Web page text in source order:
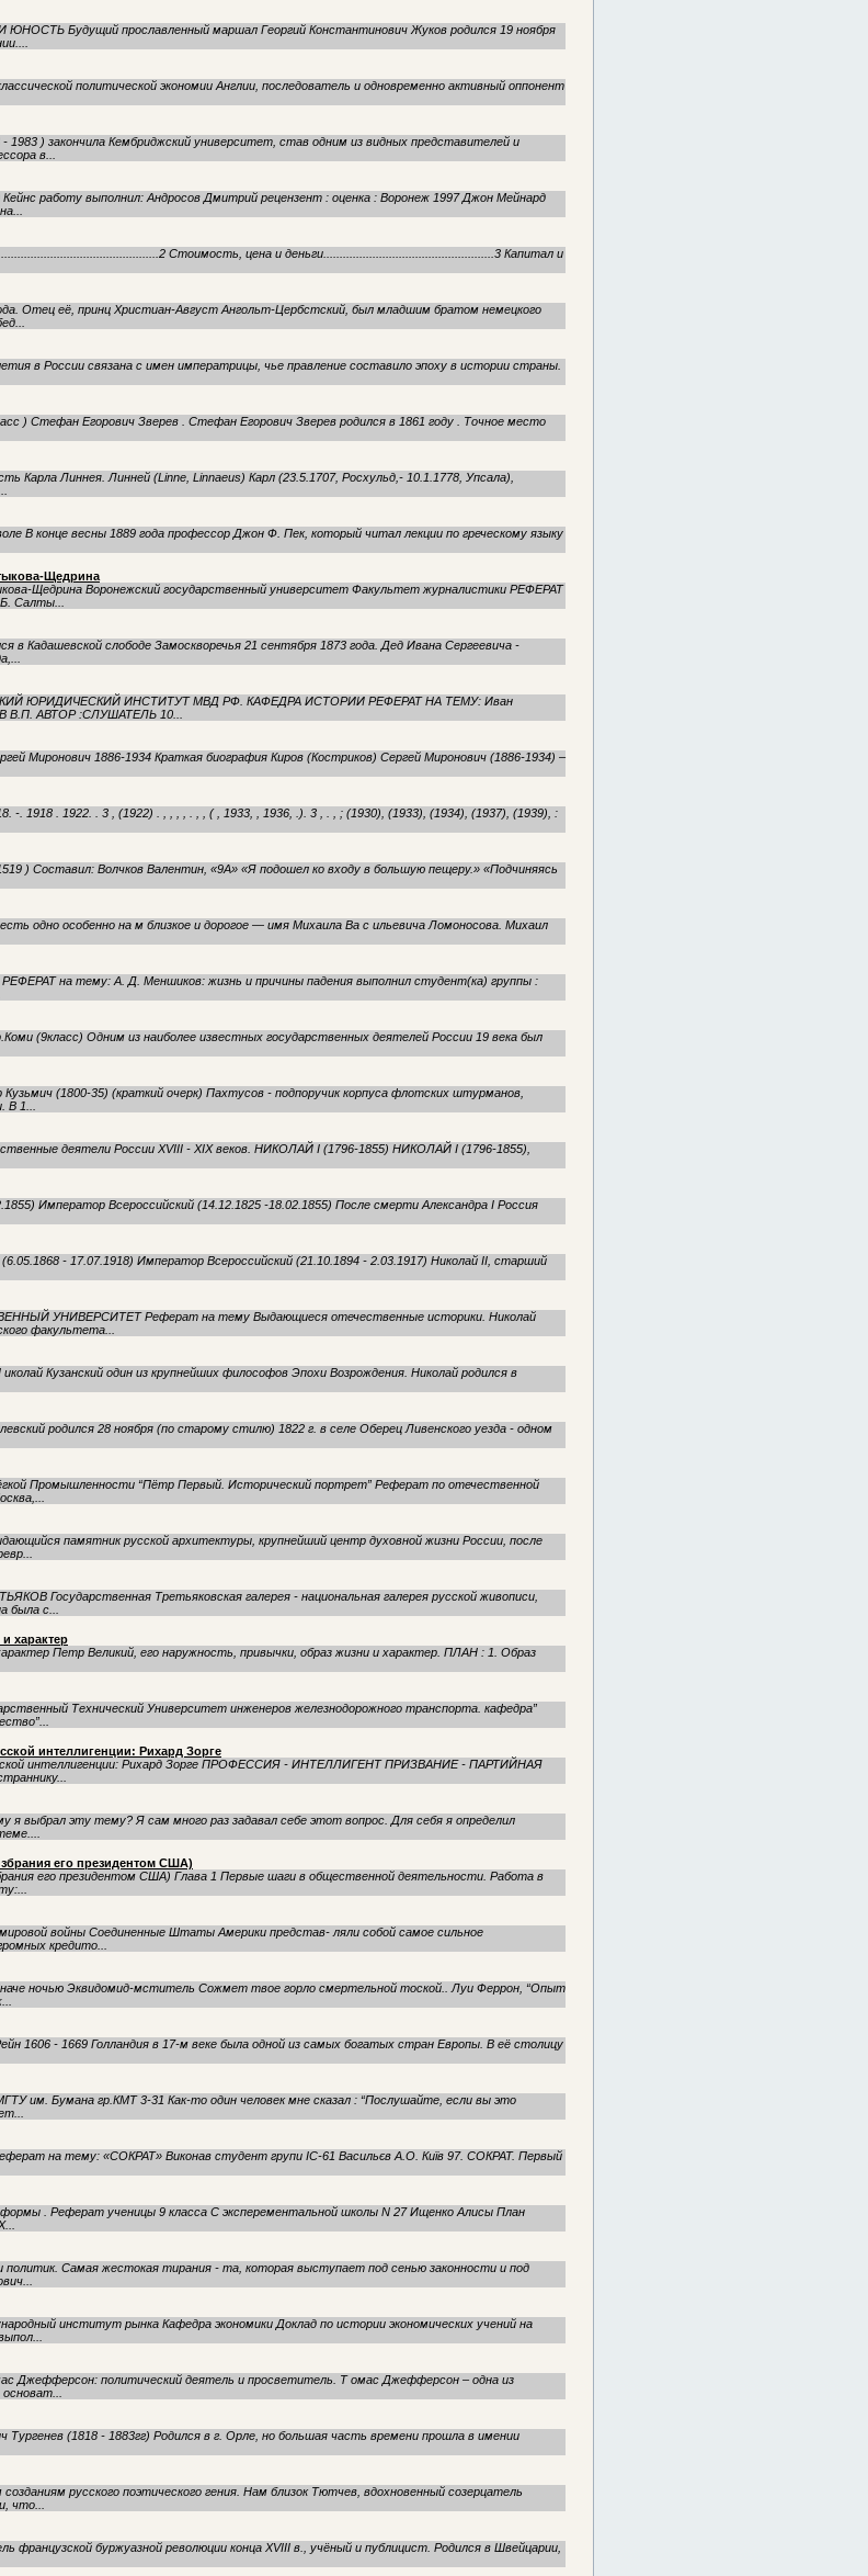
Будущий прославленный маршал Георгий Константинович Жуков родился 19 ноября
политической экономии Англии, последователь и одновременно активный оппонент
) закончила Кембриджский университет, став одним из видных представителей и
в...
работу выполнил: Андросов Дмитрий рецензент : оценка : Воронеж 1997 Джон Мейнард
Стоимость, цена и деньги....................................................3 Капитал и
Отец её, принц Христиан-Август Ангольт-Цербстский, был младшим братом немецкого
в России связана с имен императрицы, чье правление составило эпоху в истории страны.
) Стефан Егорович Зверев . Стефан Егорович Зверев родился в 1861 году . Точное место
Карла Линнея. Линней (Linne, Linnaeus) Карл (23.5.1707, Росхульд,- 10.1.1778, Упсала),
В кон­це вес­ны 1889 го­да про­фес­сор Джон Ф. Пек, ко­то­рый чи­тал лек­ции по гре­че­ско­му язы­ку
Щедрина
Щедрина Воронежский государственный университет Факультет журналистики РЕФЕРАТ
Салты...
Кадашевской слободе Замоскворечья 21 сентября 1873 года. Дед Ивана Сергеевича -
ЮРИДИЧЕСКИЙ ИНСТИТУТ МВД РФ. КАФЕДРА ИСТОРИИ РЕФЕРАТ НА ТЕМУ: Иван
В.П. АВТОР :СЛУШАТЕЛЬ 10...
Миронович 1886-1934 Краткая биография Киров (Костриков) Сергей Миронович (1886-1934) –
-. 1918 . 1922. . 3 , (1922) . , , , , . , , ( , 1933, , 1936, .). 3 , . , ; (1930), (1933), (1934), (1937), (1939), :
) Составил: Волчков Валентин, «9А» «Я подошел ко входу в большую пещеру.» «Подчиняясь
одно особенно на м близкое и дорогое — имя Михаила Ва с ильевича Ломоносова. Михаил
на тему: А. Д. Меншиков: жизнь и причины падения выполнил студент(ка) группы :
(9класс) Одним из наиболее известных государственных деятелей России 19 века был
(1800-35) (краткий очерк) Пахтусов - подпоручик корпуса флотских штурманов,
В 1...
деятели России XVIII - XIX веков. НИКОЛАЙ I (1796-1855) НИКОЛАЙ I (1796-1855),
Император Всероссийский (14.12.1825 -18.02.1855) После смерти Александра I Россия
- 17.07.1918) Император Всероссийский (21.10.1894 - 2.03.1917) Николай II, старший
УНИВЕРСИТЕТ Реферат на тему Выдающиеся отечественные историки. Николай
факультета...
Кузанский один из крупнейших философов Эпохи Возрождения. Николай родился в
родился 28 ноября (по старому стилю) 1822 г. в селе Оберец Ливенского уезда - одном
Промышленности “Пётр Первый. Исторический портрет” Реферат по отечественной
памятник русской архитектуры, крупнейший центр духовной жизни России, после
Государственная Третьяковская галерея - национальная галерея русской живописи,
была с...
характер
Петр Великий, его наружность, привычки, образ жизни и характер. ПЛАН : 1. Образ
Технический Университет инженеров железнодорожного транспорта. кафедра”
интеллигенции: Рихард Зорге
интеллигенции: Рихард Зорге ПРОФЕССИЯ - ИНТЕЛЛИГЕНТ ПРИЗВАНИЕ - ПАРТИЙНАЯ
выбрал эту тему? Я сам много раз задавал себе этот вопрос. Для себя я определил
его президентом США)
его президентом США) Глава 1 Первые шаги в общественной деятельности. Работа в
войны Соединенные Штаты Америки представ- ляли собой самое сильное
кредито...
ночью Эквидомид-мститель Сожмет твое горло смертельной тоской.. Луи Феррон, “Опыт
1606 - 1669 Голландия в 17-м веке была одной из самых богатых стран Европы. В её столицу
им. Бумана гр.КМТ 3-31 Как-то один человек мне сказал : “Послушайте, если вы это
на тему: «СОКРАТ» Виконав студент групи ІС-61 Васильєв А.О. Київ 97. СОКРАТ. Первый
. Реферат ученицы 9 класса С эксперементальной школы N 27 Ищенко Алисы План
Самая жестокая тирания - та, которая выступает под сенью законности и под
институт рынка Кафедра экономики Доклад по истории экономических учений на
Джефферсон: политический деятель и просветитель. Т омас Джефферсон – одна из
Тургенев (1818 - 1883гг) Родился в г. Орле, но большая часть времени прошла в имении
русского поэтического гения. Нам близок Тютчев, вдохновенный созерцатель
что...
буржуазной революции конца ХVIII в., учёный и публицист. Родился в Швейцарии,